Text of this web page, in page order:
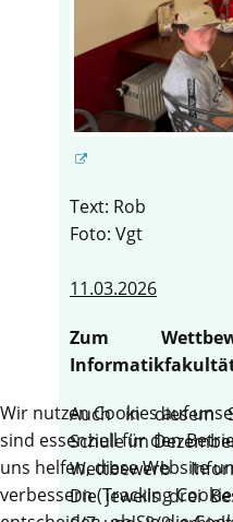
Text: Rob
Foto: Vgt
11.03.2026
Zum
Informatikfakultät
Auch in diesem
Schule im
Wettbewerb
Die jeweils drei
Wir nutzen Cookies auf
sind essenziell für den
uns helfen, diese Website
verbessern (Tracking